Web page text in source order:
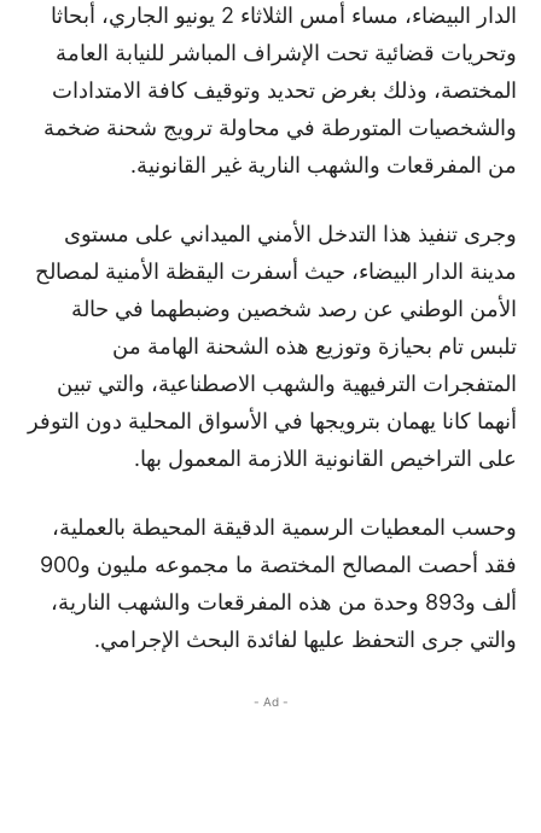
الدار البيضاء، مساء أمس الثلاثاء 2 يونيو الجاري، أبحاثا
وتحريات قضائية تحت الإشراف المباشر للنيابة العامة
المختصة، وذلك بغرض تحديد وتوقيف كافة الامتدادات
والشخصيات المتورطة في محاولة ترويج شحنة ضخمة
من المفرقعات والشهب النارية غير القانونية.
وجرى تنفيذ هذا التدخل الأمني الميداني على مستوى
مدينة الدار البيضاء، حيث أسفرت اليقظة الأمنية لمصالح
الأمن الوطني عن رصد شخصين وضبطهما في حالة
تلبس تام بحيازة وتوزيع هذه الشحنة الهامة من
المتفجرات الترفيهية والشهب الاصطناعية، والتي تبين
أنهما كانا يهمان بترويجها في الأسواق المحلية دون التوفر
على التراخيص القانونية اللازمة المعمول بها.
وحسب المعطيات الرسمية الدقيقة المحيطة بالعملية،
فقد أحصت المصالح المختصة ما مجموعه مليون و900
ألف و893 وحدة من هذه المفرقعات والشهب النارية،
والتي جرى التحفظ عليها لفائدة البحث الإجرامي.
- Ad -